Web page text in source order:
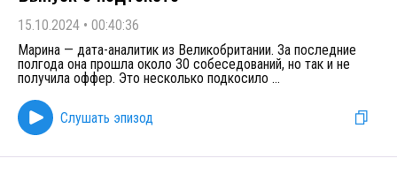
15.10.2024 • 00:40:36
Марина — дата-аналитик из Великобритании. За последние
полгода она прошла около 30 собеседований, но так и не
получила оффер. Это несколько подкосило ...
Слушать эпизод